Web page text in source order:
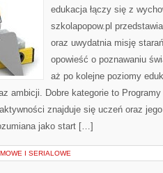
edukacja łączy się z
szkolapopow.pl
oraz uwydatnia misję
opowieść o poznawaniu
aż po kolejne poziomy
ambicji. Dobre kategorie to
znajduje się uczeń oraz
jako start […]
I SERIALOWE